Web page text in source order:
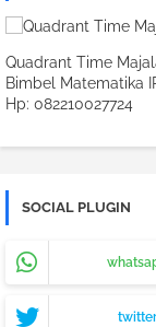
Quadrant Time
Bimbel Matematika
Hp: 082210027724
SOCIAL PLUGIN
twitter